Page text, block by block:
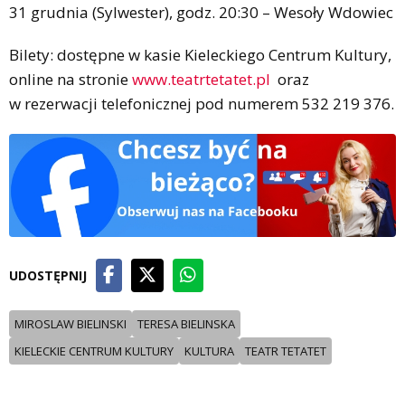
31 grudnia (Sylwester), godz. 20:30 – Wesoły Wdowiec
Bilety: dostępne w kasie Kieleckiego Centrum Kultury,
online na stroniewww.teatrtetatet.pl oraz
w rezerwacji telefonicznej pod numerem 532 219 376.
UDOSTĘPNIJ
MIROSLAW BIELINSKI
TERESA BIELINSKA
KIELECKIE CENTRUM KULTURY
KULTURA TEATR TETATET